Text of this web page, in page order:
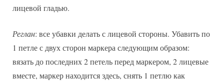
лицевой гладью.
Реглан: все убавки делать с лицевой стороны. Убавить по
1 петле с двух сторон маркера следующим образом:
вязать до последних 2 петель перед маркером, 2 лицевые
вместе, маркер находится здесь, снять 1 петлю как